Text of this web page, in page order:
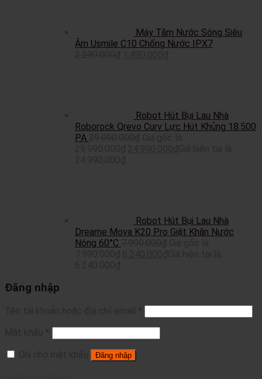
Máy Tăm Nước Sóng Siêu
Âm Usmile C10 Chống Nước IPX7
Robot Hút Bụi Lau Nhà
Roborock Qrevo Curv Lực Hút Khủng 18.500
PA
Robot Hút Bụi Lau Nhà
Dreame Mova K20 Pro Giặt Khăn Nước
Nóng 60°C
Đăng nhập
Đăng nhập